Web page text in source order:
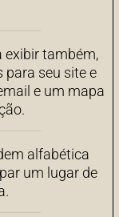
exibir também,
para seu site e
e um mapa
alfabética
um lugar de